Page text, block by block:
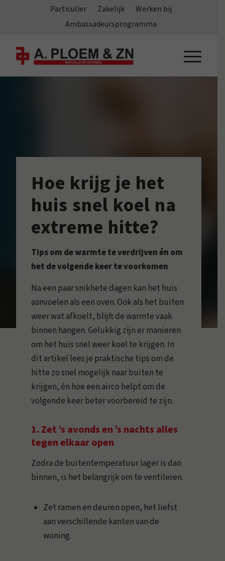
Particulier Zakelijk
Werken bij
Ambassadeursprogramma
Hoe krijg je het
huis snel koel na
extreme hitte?
Tips om de warmte te verdrijven én om
het de volgende keer te voorkomen
Na een paar snikhete dagen kan het huis
aanvoelen als een oven. Ook als het buiten
weer wat afkoelt, blijft de warmte vaak
binnen hangen. Gelukkig zijn er manieren
om het huis snel weer koel te krijgen. In
dit artikel lees je praktische tips om de
hitte zo snel mogelijk naar buiten te
krijgen, én hoe een airco helpt om de
volgende keer beter voorbereid te zijn.
1. Zet ’s avonds en ’s nachts alles
tegen elkaar open
Zodra de buitentemperatuur lager is dan
binnen, is het belangrijk om te ventileren.
Zet ramen en deuren open, het liefst
aan verschillende kanten van de
woning.